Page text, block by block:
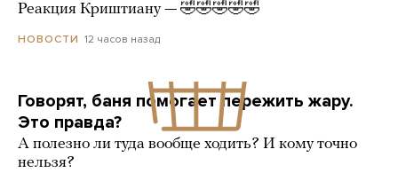
Реакция Криштиану — 🤣🤣🤣🤣🤣
НОВОСТИ 12 часов назад
Говорят, баня помогает пережить жару.
Это правда?
А полезно ли туда вообще ходить? И кому точно
нельзя?